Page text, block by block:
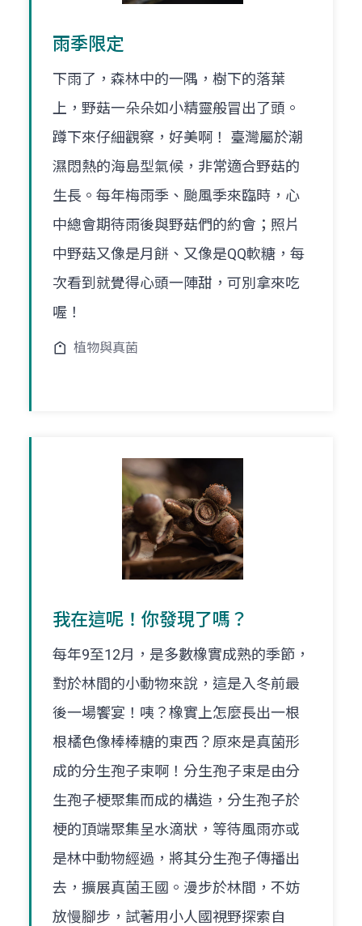
雨季限定
下雨了，森林中的一隅，樹下的落葉
上，野菇一朵朵如小精靈般冒出了頭。
蹲下來仔細觀察，好美啊！ 臺灣屬於潮
濕悶熱的海島型氣候，非常適合野菇的
生長。每年梅雨季、颱風季來臨時，心
中總會期待雨後與野菇們的約會；照片
中野菇又像是月餅、又像是QQ軟糖，每
次看到就覺得心頭一陣甜，可別拿來吃
喔！
植物與真菌
我在這呢！你發現了嗎？
每年9至12月，是多數橡實成熟的季節，
對於林間的小動物來說，這是入冬前最
後一場饗宴！咦？橡實上怎麼長出一根
根橘色像棒棒糖的東西？原來是真菌形
成的分生孢子束啊！分生孢子束是由分
生孢子梗聚集而成的構造，分生孢子於
梗的頂端聚集呈水滴狀，等待風雨亦或
是林中動物經過，將其分生孢子傳播出
去，擴展真菌王國。漫步於林間，不妨
放慢腳步，試著用小人國視野探索自